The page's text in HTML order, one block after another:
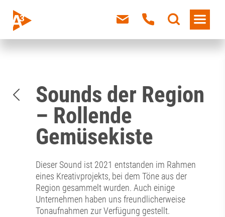
Sounds der Region
– Rollende
Gemüsekiste
Dieser Sound ist 2021 entstanden im Rahmen
eines Kreativprojekts, bei dem Töne aus der
Region gesammelt wurden. Auch einige
Unternehmen haben uns freundlicherweise
Tonaufnahmen zur Verfügung gestellt.